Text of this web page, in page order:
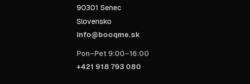
90301 Senec
Slovensko
info@booqme.sk
Pon–Pet 9:00–16:00
+421 918 793 080